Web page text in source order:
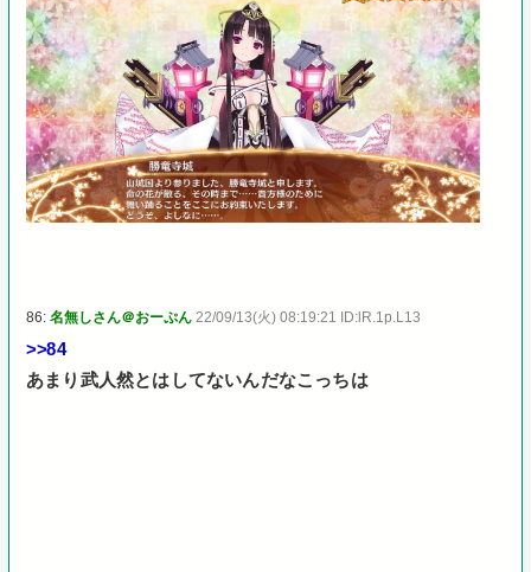
86:名無しさん＠おーぷん 22/09/13(火) 08:19:21 ID:lR.1p.L13
>>84
あまり武人然とはしてないんだなこっちは